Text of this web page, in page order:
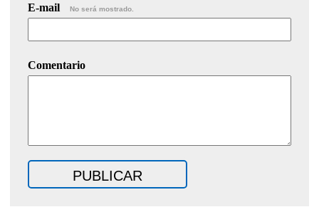
E-mail No será mostrado.
Comentario